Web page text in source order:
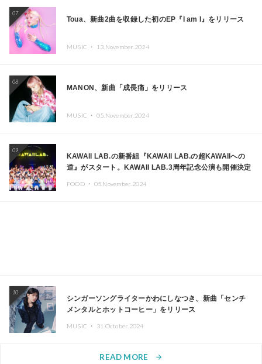
07
Toua、新曲2曲を収録した初のEP『I am I』をリリース
MUSIC ・ 13.November.2024
08
MANON、新曲「成長痛」をリリース
MUSIC ・ 05.November.2024
09
KAWAII LAB.の新番組『KAWAII LAB.の超KAWAIIへの
道』がスタート。KAWAII LAB.3周年記念公演も開催決定
FOOD ・ 05.November.2024
10
シンガーソングライターかわにしなつき、新曲「センチ
メンタルとホットコーヒー」をリリース
MUSIC ・ 31.October.2024
READ MORE arrow_forward